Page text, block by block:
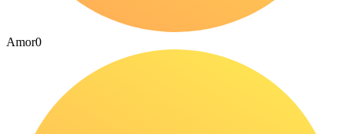
Amor0